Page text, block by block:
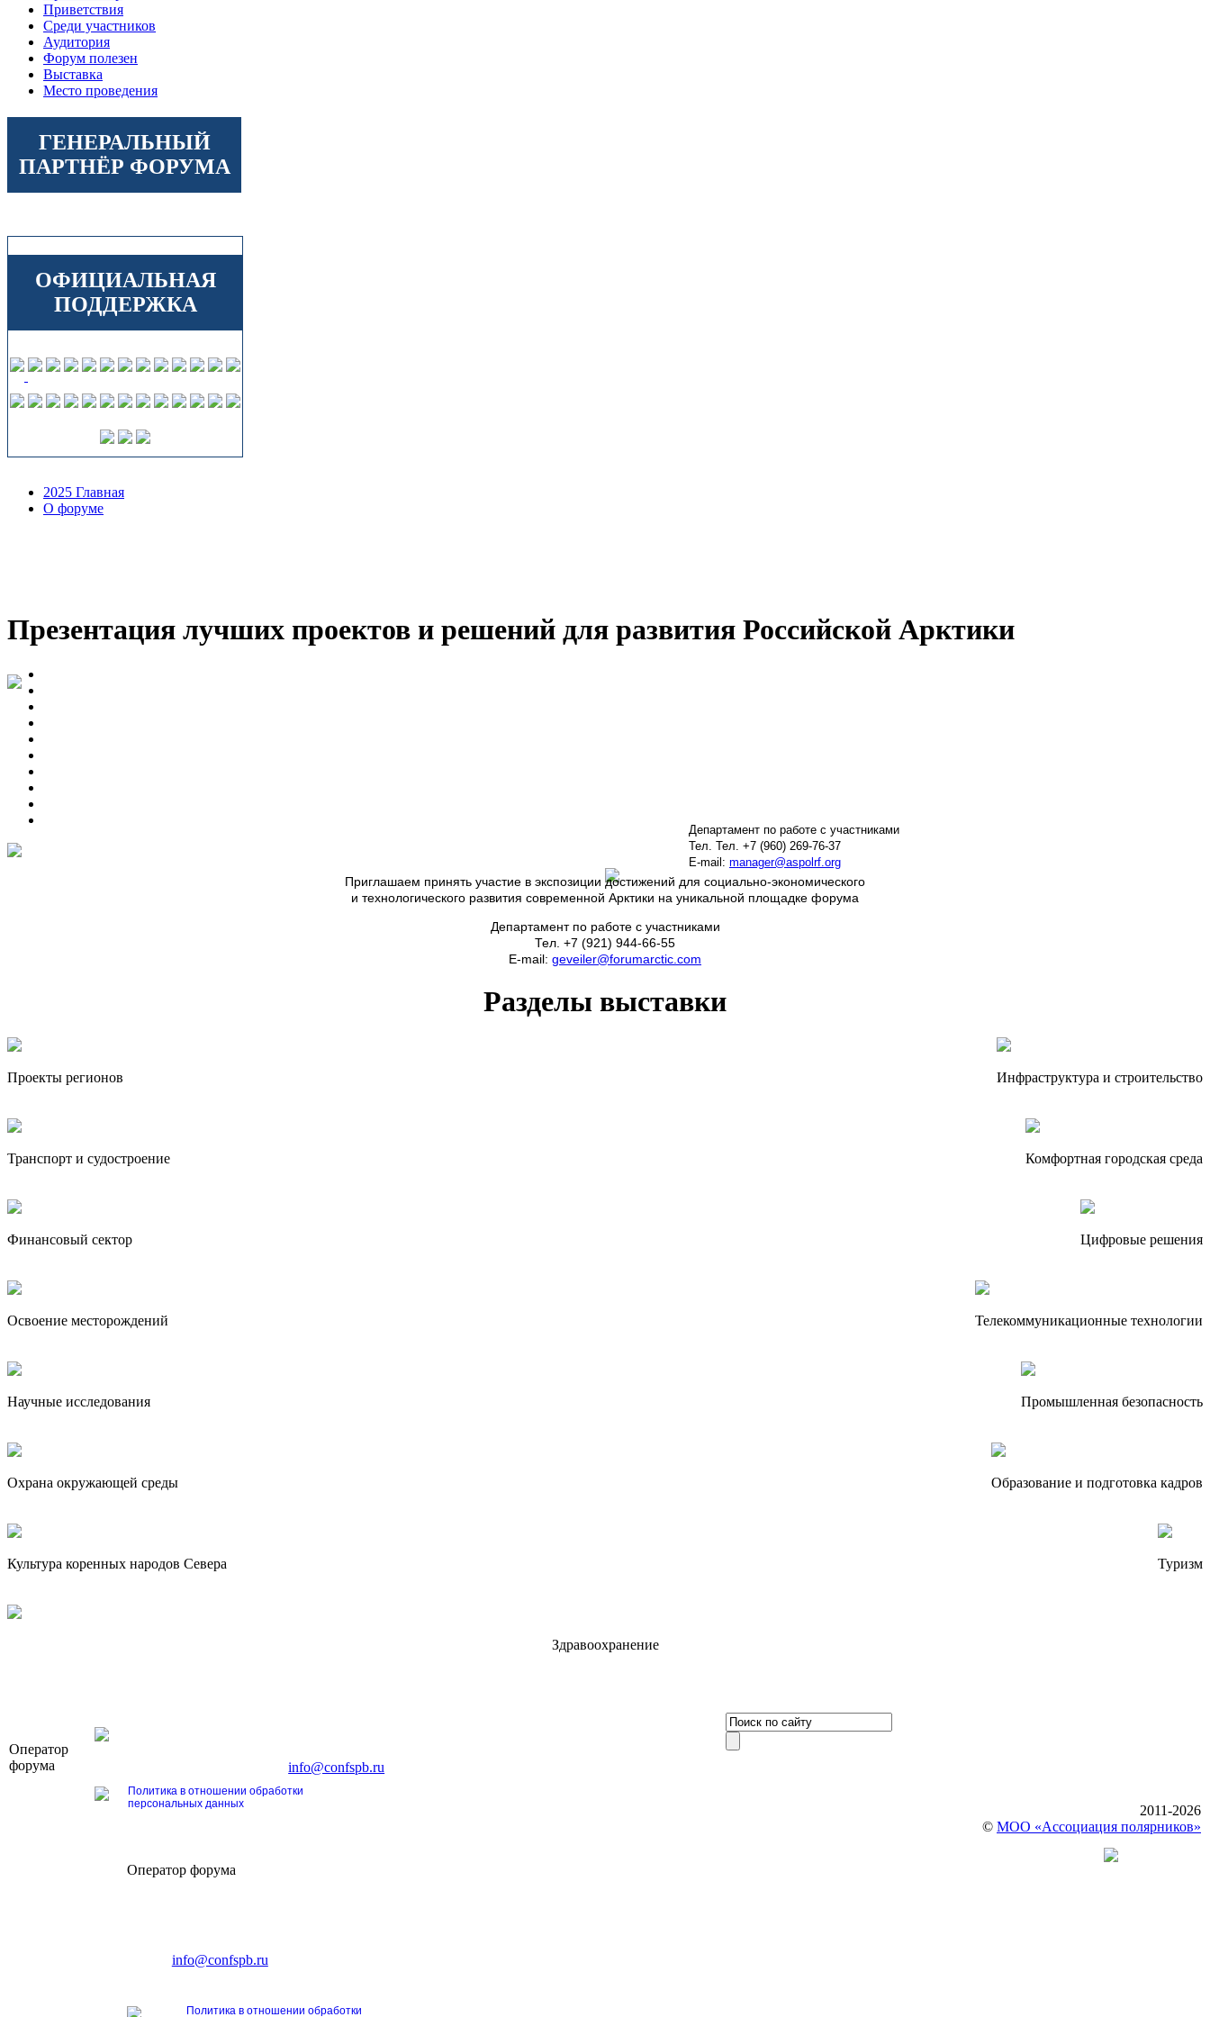
Приветствия
Среди участников
Аудитория
Форум полезен
Выставка
Место проведения
ГЕНЕРАЛЬНЫЙ
ПАРТНЁР ФОРУМА
ОФИЦИАЛЬНАЯ
ПОДДЕРЖКА
2025 Главная
О форуме
Презентация лучших проектов и решений для развития Российской Арктики
Департамент по работе с участниками
Тел. Тел. +7 (960) 269-76-37
E-mail: manager@aspolrf.org
Приглашаем принять участие в экспозиции достижений для социально-экономического
и технологического развития современной Арктики на уникальной площадке форума
Департамент по работе с участниками
Тел. +7 (921) 944-66-55
E-mail: geveiler@forumarctic.com
Разделы выставки
Проекты регионов Инфраструктура и строительство
Транспорт и судостроение Комфортная городская среда
Финансовый сектор Цифровые решения
Освоение месторождений Телекоммуникационные технологии
Научные исследования Промышленная безопасность
Охрана окружающей среды Образование и подготовка кадров
Культура коренных народов Севера Туризм
Здравоохранение
Оператор
форума
Тел. +7 (812) 327-93-70, E-mail:info@confspb.ru
Политика в отношении обработки
персональных данных
2011-2026
© МОО «Ассоциация полярников»
Оператор форума
info@confspb.ru
Политика в отношении обработки